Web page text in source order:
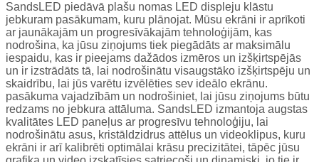
SandsLED piedāvā plašu nomas LED displeju klāstu
jebkuram pasākumam, kuru plānojat. Mūsu ekrāni ir aprīkoti
ar jaunākajām un progresīvākajām tehnoloģijām, kas
nodrošina, ka jūsu ziņojums tiek piegādāts ar maksimālu
iespaidu, kas ir pieejams dažādos izmēros un izšķirtspējās
un ir izstrādāts tā, lai nodrošinātu visaugstāko izšķirtspēju un
skaidrību, lai jūs varētu izvēlēties sev ideālo ekrānu.
pasākuma vajadzībām un nodrošiniet, lai jūsu ziņojums būtu
redzams no jebkura attāluma. SandsLED izmantoja augstas
kvalitātes LED paneļus ar progresīvu tehnoloģiju, lai
nodrošinātu asus, kristāldzidrus attēlus un videoklipus, kuru
ekrāni ir arī kalibrēti optimālai krāsu precizitātei, tāpēc jūsu